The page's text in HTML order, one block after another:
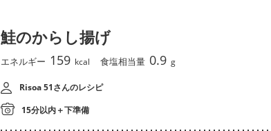
鮭のからし揚げ
エネルギー 159 kcal 食塩相当量 0.9 g
Risoa 51さんのレシピ
15分以内＋下準備